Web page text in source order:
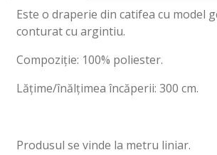
Este o draperie din catifea cu model
conturat cu argintiu.
Compoziție: 100% poliester.
Lățime/înălțimea încăperii: 300 cm.
Produsul se vinde la metru liniar.